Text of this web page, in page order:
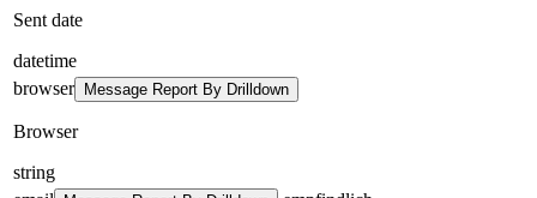
Sent date
datetime
browser
Message Report By Drilldown
Browser
string